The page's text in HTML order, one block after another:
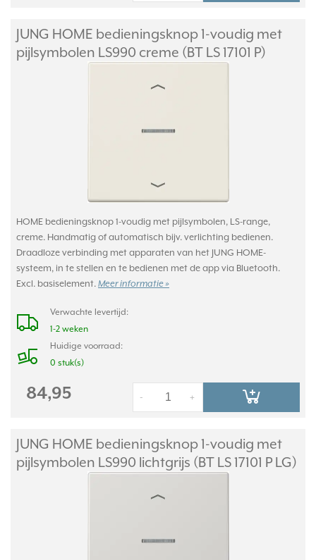
JUNG HOME bedieningsknop 1-voudig met
pijlsymbolen LS990 creme (BT LS 17101 P)
HOME bedieningsknop 1-voudig met pijlsymbolen, LS-range,
creme. Handmatig of automatisch bijv. verlichting bedienen.
Draadloze verbinding met apparaten van het JUNG HOME-
systeem, in te stellen en te bedienen met de app via Bluetooth.
Excl. basiselement. Meer informatie »
Verwachte levertijd:
1-2 weken
Huidige voorraad:
0 stuk(s)
84,95 +
-
JUNG HOME bedieningsknop 1-voudig met
pijlsymbolen LS990 lichtgrijs (BT LS 17101 P LG)